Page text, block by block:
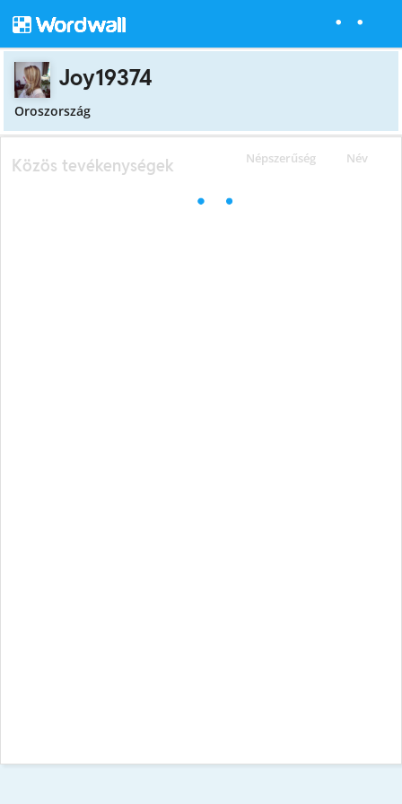
Joy19374
Oroszország
Népszerűség Név
Közös tevékenységek